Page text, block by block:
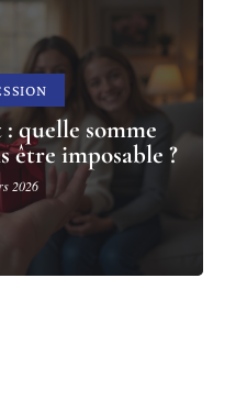
quelle somme
être imposable ?
2026